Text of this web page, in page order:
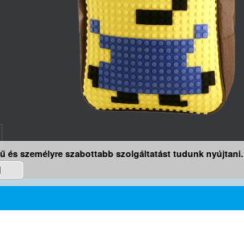
és személyre szabottabb szolgáltatást tudunk